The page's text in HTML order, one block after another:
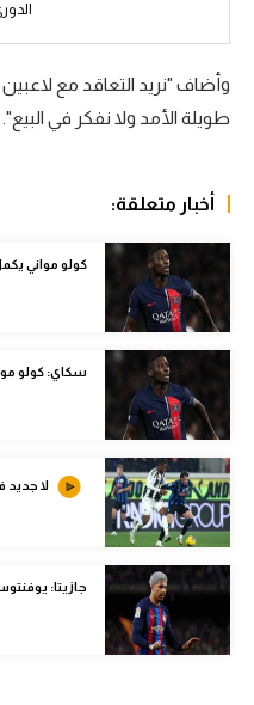
كرة سلة
كرة يد
في المونديال
رياضة نسائية
آسيا
أمريكا
ركن الألعاب
أقسام خاصة
Gamers
ميركاتو
تحقيق في الجول
وأضاف "نريد التعاقد مع
طويلة الأمد ولا نفكر في البيع".
أخبار متعلقة:
كولو مواني
سكاي: كولو
لا جديد
جازيتا: